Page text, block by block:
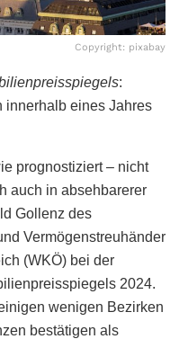
Copyright: pixabay
:
innerhalb eines Jahres
prognostiziert – nicht
auch in absehbarerer
Gollenz des
Vermögenstreuhänder
(WKÖ) bei der
2024.
wenigen Bezirken
bestätigen als